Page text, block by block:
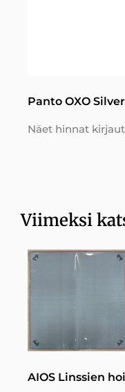
Panto OXO
Näet hinnat
Viimeksi
AIOS Linssien